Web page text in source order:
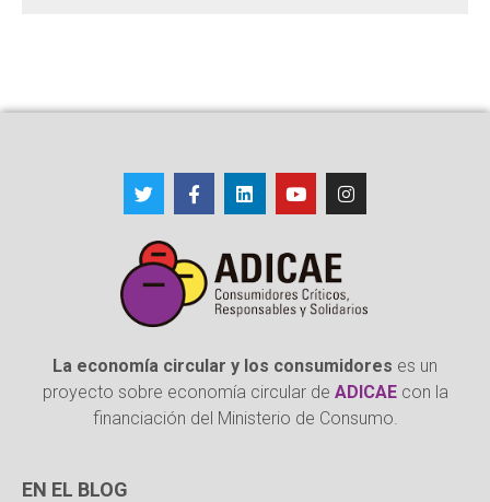
La economía circular y los consumidores es un
proyecto sobre economía circular de ADICAEcon la
financiación del Ministerio de Consumo.
EN EL BLOG